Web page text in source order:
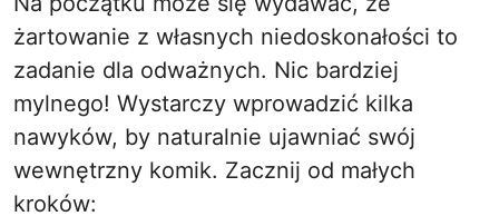
żartowanie z własnych niedoskonałości to
zadanie dla odważnych. Nic bardziej
mylnego! Wystarczy wprowadzić kilka
nawyków, by naturalnie ujawniać swój
wewnętrzny komik. Zacznij od małych
kroków: